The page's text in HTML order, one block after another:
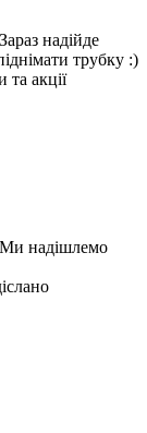
Зараз надійде
трубку :)
акції
Ми надішлемо